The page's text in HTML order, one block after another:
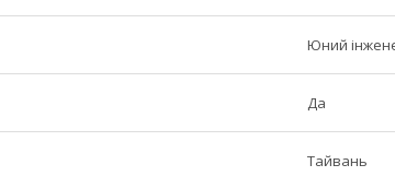
Юний
Да
Тайвань